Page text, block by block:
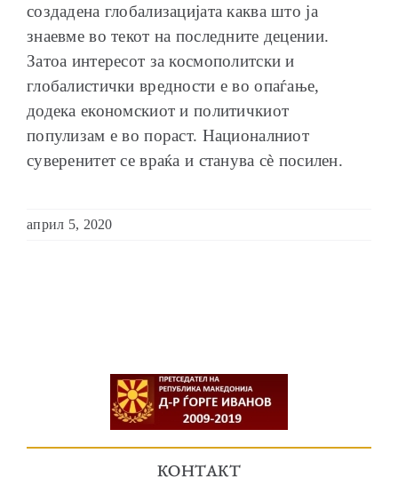
создадена глобализацијата каква што ја
знаевме во текот на последните децении.
Затоа интересот за космополитски и
глобалистички вредности е во опаѓање,
додека економскиот и политичкиот
популизам е во пораст. Националниот
суверенитет се враќа и станува сѐ посилен.
април 5, 2020
КОНТАКТ